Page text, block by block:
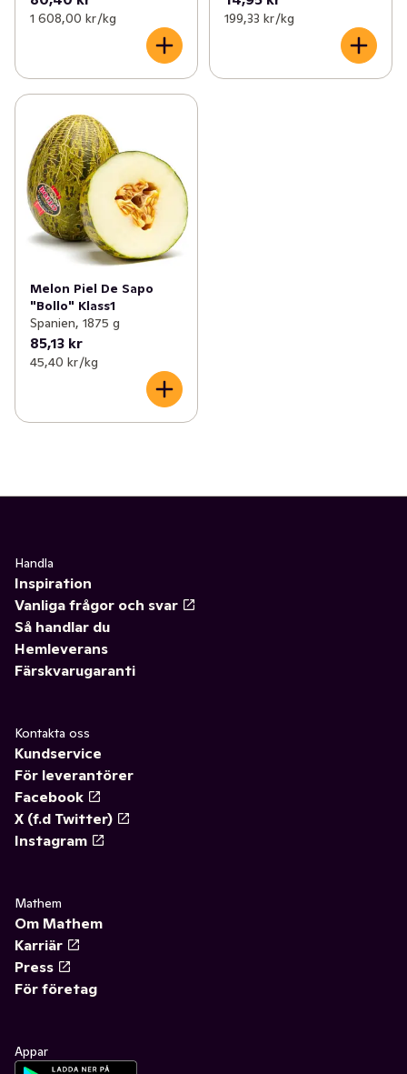
1 608,00 kr /kg 199,33 kr /kg
Melon Piel De Sapo
"Bollo" Klass1
Spanien, 1875 g
85,13 kr
45,40 kr /kg
Handla
Inspiration
Vanliga frågor och svar
Så handlar du
Hemleverans
Färskvarugaranti
Kontakta oss
Kundservice
För leverantörer
Facebook
X (f.d Twitter)
Instagram
Mathem
Om Mathem
Karriär
Press
För företag
Appar